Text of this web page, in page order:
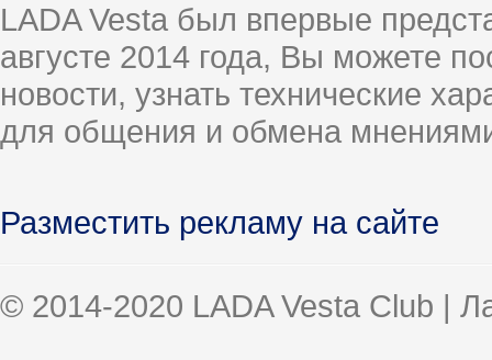
LADA Vesta был впервые
августе 2014 года, Вы можете
новости, узнать технические
для общения и обмена
Разместить рекламу на сайте
© 2014-2020 LADA Vesta Club |